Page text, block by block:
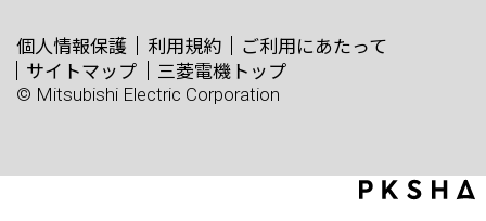
個人情報保護 利用規約
ご利用にあたって
サイトマップ
三菱電機トップ
© Mitsubishi Electric Corporation